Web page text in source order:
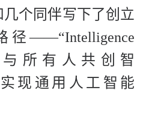
个同伴写下了创立
——“Intelligence
与所有人共创智
现通用人工智能